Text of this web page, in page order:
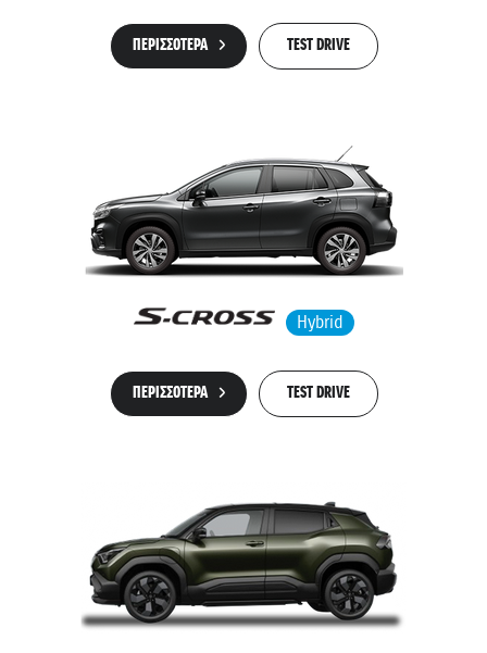
ΠΕΡΙΣΣΟΤΕΡΑ TEST DRIVE
Hybrid
ΠΕΡΙΣΣΟΤΕΡΑ TEST DRIVE